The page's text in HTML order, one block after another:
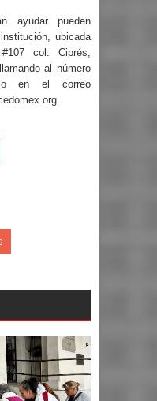
ayudar pueden
ubicada
col. Ciprés,
al número
o en el correo